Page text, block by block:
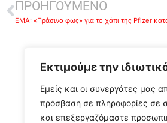
Εκτιμούμε την
Εμείς και οι συνεργάτες μας
πρόσβαση σε πληροφορίες σε
και επεξεργαζόμαστε
ΠΡΟΗΓΟΥΜΕΝΟ
EMA: «Πράσινο φως» για το χάπι της Pfizer